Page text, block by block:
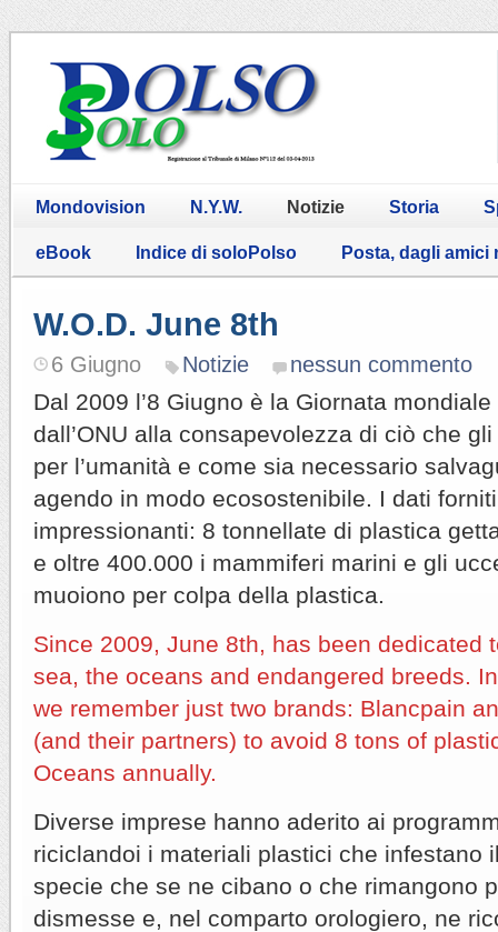
Mondovision N.Y.W. Notizie Storia
eBook Indice di soloPolso Posta, dagli amici
W.O.D. June 8th
6 Giugno Notizie nessun commento
Dal 2009 l’8 Giugno è la Giornata
dall’ONU alla consapevolezza di ciò che
per l’umanità e come sia necessario
agendo in modo ecosostenibile. I dati
impressionanti: 8 tonnellate di plastica
e oltre 400.000 i mammiferi marini e gli
muoiono per colpa della plastica.
Since 2009, June 8th, has been dedicated
sea, the oceans and endangered breeds.
we remember just two brands: Blancpain
(and their partners) to avoid 8 tons of
Oceans annually.
Diverse imprese hanno aderito ai
riciclandoi i materiali plastici che infestano
specie che se ne cibano o che rimangono
dismesse e, nel comparto orologiero, ne